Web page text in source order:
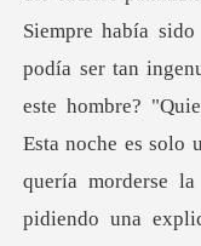
este hombre?
Esta noche es solo
quería morderse
pidiendo una